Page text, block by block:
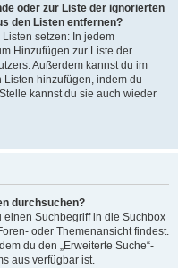
oder zur Liste der ignorierten
den Listen entfernen?
setzen: In jedem
Hinzufügen zur Liste der
Außerdem kannst du im
hinzufügen, indem du
kannst du sie auch wieder
durchsuchen?
einen Suchbegriff in die Suchbox
oder Themenansicht findest.
du den „Erweiterte Suche“-
aus verfügbar ist.